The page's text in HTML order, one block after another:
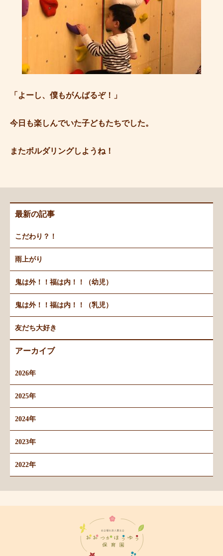
「よーし、僕もがんばるぞ！」
今日も楽しんでいた子どもたちでした。
またボルダリングしようね！
最新の記事
こだわり？！
雨上がり
鬼は外！！福は内！！（幼児）
鬼は外！！福は内！！（乳児）
友だち大好き
アーカイブ
2026年
2025年
2024年
2023年
2022年